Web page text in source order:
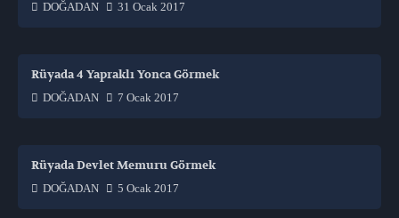
DOĞADAN 31 Ocak 2017
Rüyada 4 Yapraklı Yonca Görmek
DOĞADAN 7 Ocak 2017
Rüyada Devlet Memuru Görmek
DOĞADAN 5 Ocak 2017